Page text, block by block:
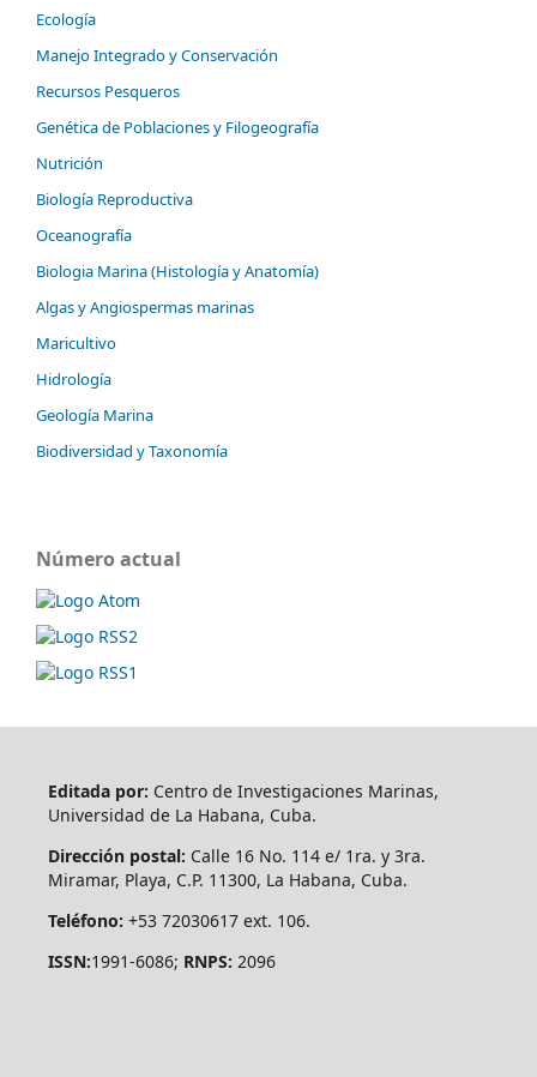
Ecología
Manejo Integrado y Conservación
Recursos Pesqueros
Genética de Poblaciones y Filogeografía
Nutrición
Biología Reproductiva
Oceanografía
Biologia Marina (Histología y Anatomía)
Algas y Angiospermas marinas
Maricultivo
Hidrología
Geología Marina
Biodiversidad y Taxonomía
Número actual
Editada por: Centro de Investigaciones Marinas,
Universidad de La Habana, Cuba.
Dirección postal: Calle 16 No. 114 e/ 1ra. y 3ra.
Miramar, Playa, C.P. 11300, La Habana, Cuba.
Teléfono: +53 72030617 ext. 106.
ISSN:1991-6086; RNPS: 2096